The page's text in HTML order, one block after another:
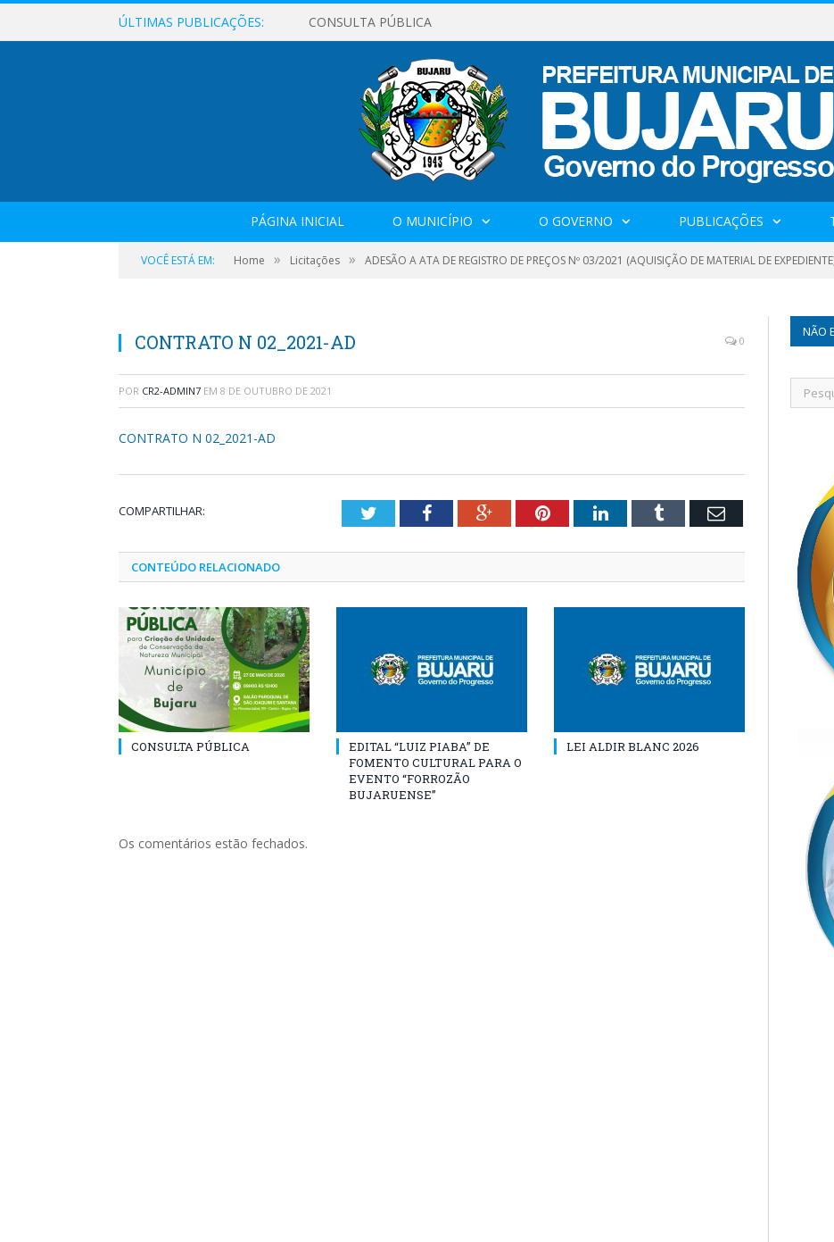
ÚLTIMAS PUBLICAÇÕES: CONSULTA PÚBLICA
PÁGINA INICIAL O MUNICÍPIO O GOVERNO PUBLICAÇÕES
VOCÊ ESTÁ EM: Home » Licitações » ADESÃO A ATA DE REGISTRO DE PREÇOS Nº 03/2021 (AQUISIÇÃO DE MATERIAL DE
CONTRATO N 02_2021-AD 0
POR CR2-ADMIN7 EM 8 DE OUTUBRO DE 2021
CONTRATO N 02_2021-AD
COMPARTILHAR: TwitterFacebookGoogle+PinterestLinkedInTumblr Email
CONTEÚDO RELACIONADO
CONSULTA PÚBLICA
EDITAL “LUIZ PIABA” DE
FOMENTO CULTURAL PARA O
EVENTO “FORROZÃO
BUJARUENSE”
LEI ALDIR BLANC 2026
Os comentários estão fechados.
NÃO